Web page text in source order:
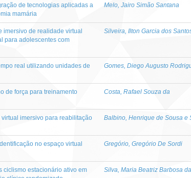
de tecnologias aplicadas a
mamária
Melo, Jairo Simão Santana
imersivo de realidade virtual
para adolescentes com
Silveira, Ilton Garcia dos
real utilizando unidades de
Gomes, Diego Augusto
de força para treinamento
Costa, Rafael Souza da
imersivo para reabilitação
Balbino, Henrique de Sousa e
no espaço virtual Gregório, Gregório De Sordi
ciclismo estacionário ativo em
Silva, Maria Beatriz Barbosa da